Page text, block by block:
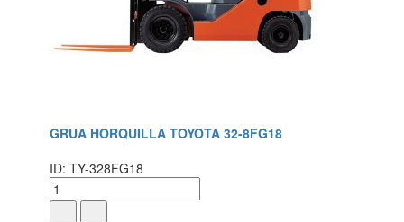
GRUA HORQUILLA TOYOTA 32-8FG18
ID: TY-328FG18